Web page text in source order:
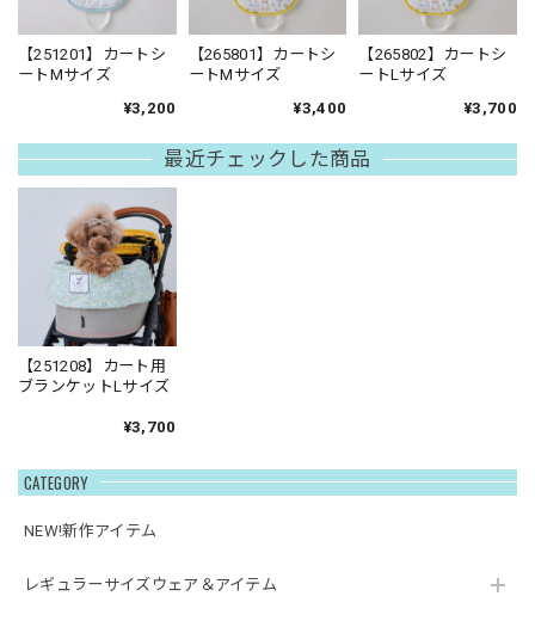
CATEGORY
NEW!新作アイテム
レギュラーサイズウェア＆アイテム
【251201】カートシ
ートMサイズ
¥3,200
【265801】カートシ
ートMサイズ
¥3,400
【265802】カートシ
ートLサイズ
¥3,700
最近チェックした商品
【251208】カート用
ブランケットLサイズ
¥3,700